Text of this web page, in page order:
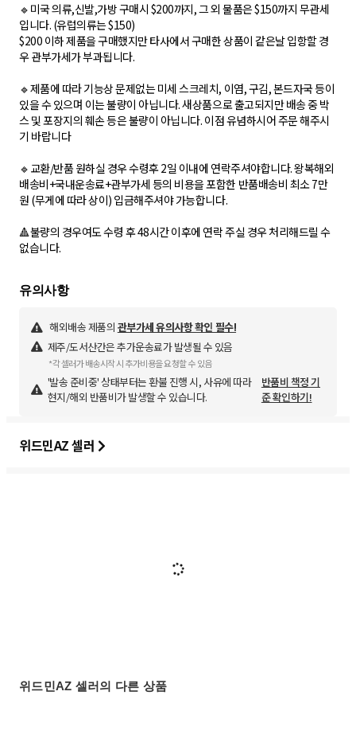
🔹미국 의류,신발,가방 구매시 $200까지, 그 외 물품은 $150까지 무관세
입니다. (유럽의류는 $150)
$200 이하 제품을 구매했지만 타사에서 구매한 상품이 같은날 입항할 경
우 관부가세가 부과됩니다.
🔹제품에 따라 기능상 문제없는 미세 스크레치, 이염, 구김, 본드자국 등이
있을 수 있으며 이는 불량이 아닙니다. 새상품으로 출고되지만 배송 중 박
스 및 포장지의 훼손 등은 불량이 아닙니다. 이점 유념하시어 주문 해주시
기 바랍니다
🔹교환/반품 원하실 경우 수령후 2일 이내에 연락주셔야합니다. 왕복해외
배송비+국내운송료+관부가세 등의 비용을 포함한 반품배송비 최소 7만
원 (무게에 따라 상이) 입금해주셔야 가능합니다.
🔺불량의 경우여도 수령 후 48시간 이후에 연락 주실 경우 처리해드릴 수
없습니다.
유의사항
해외배송 제품의 관부가세 유의사항 확인 필수!
제주/도서산간은 추가운송료가 발생될 수 있음
*각 셀러가 배송시작 시 추가비용을 요청할 수 있음
'발송 준비중' 상태부터는 환불 진행 시, 사유에 따라
현지/해외 반품비가 발생할 수 있습니다.
반품비 책정 기
준 확인하기!
위드민AZ 셀러
위드민AZ 셀러의 다른 상품